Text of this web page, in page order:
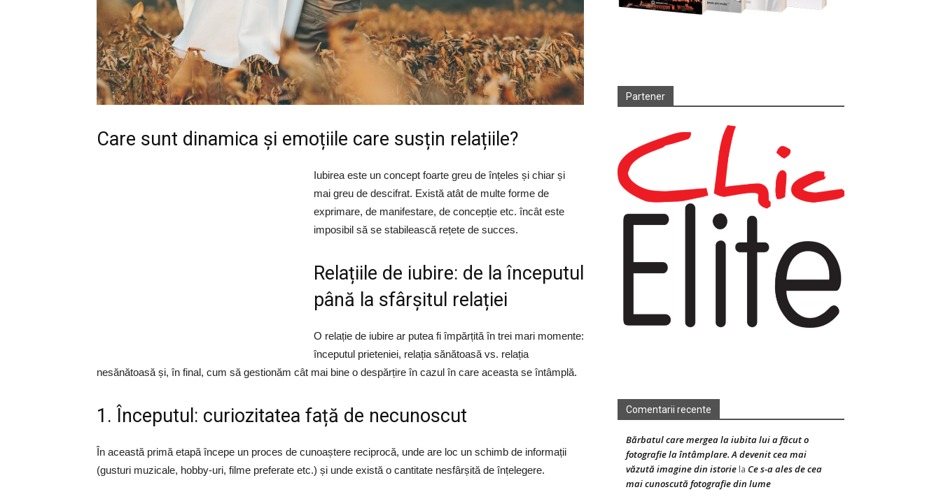
Care sunt dinamica și emoțiile care susțin relațiile?
Iubirea este un concept foarte greu de înțeles și chiar și
mai greu de descifrat. Există atât de multe forme de
exprimare, de manifestare, de concepție etc. încât este
imposibil să se stabilească rețete de succes.
Relațiile de iubire: de la începutul
până la sfârșitul relației
O relație de iubire ar putea fi împărțită în trei mari momente:
începutul prieteniei, relația sănătoasă vs. relația
nesănătoasă și, în final, cum să gestionăm cât mai bine o despărțire în cazul în care aceasta se întâmplă.
1. Începutul: curiozitatea față de necunoscut
În această primă etapă începe un proces de cunoaștere reciprocă, unde are loc un schimb de informații
(gusturi muzicale, hobby-uri, filme preferate etc.) și unde există o cantitate nesfârșită de înțelegere.
Partener
Comentarii recente
Bărbatul care mergea la iubita lui a făcut o
fotografie la întâmplare. A devenit cea mai
văzută imagine din istorie la Ce s-a ales de cea
mai cunoscută fotografie din lume